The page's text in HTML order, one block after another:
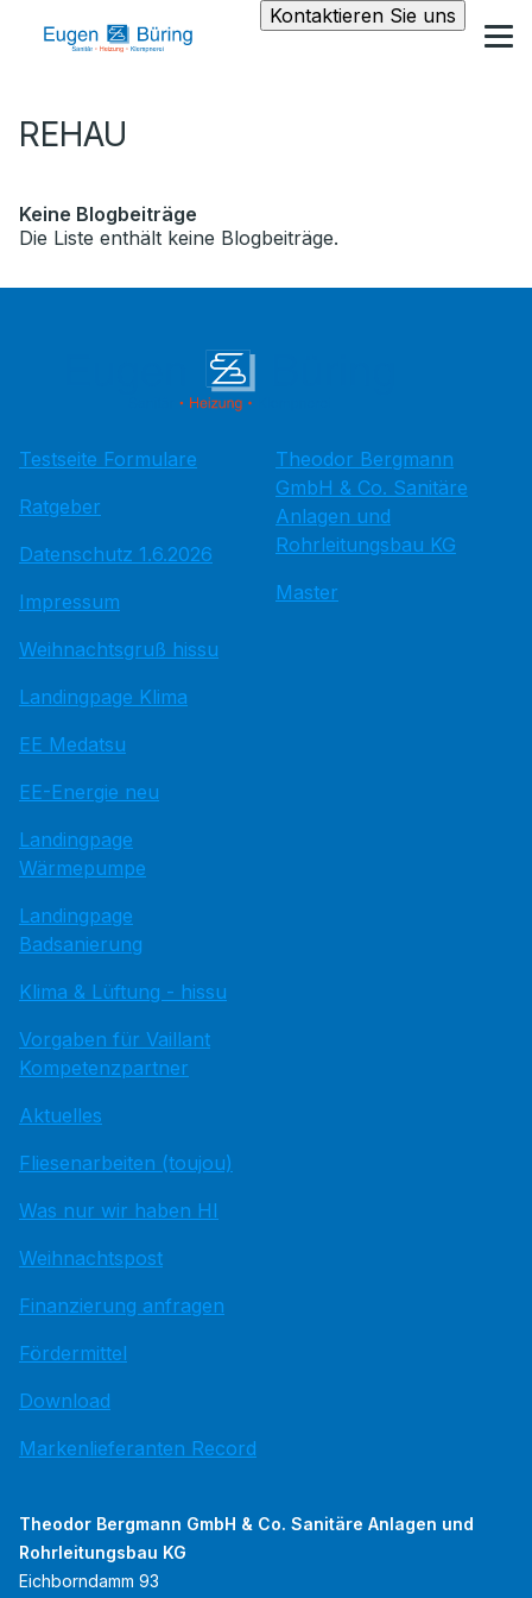
Kontaktieren Sie uns
REHAU
Keine Blogbeiträge
Die Liste enthält keine Blogbeiträge.
Testseite Formulare
Ratgeber
Datenschutz 1.6.2026
Impressum
Weihnachtsgruß hissu
Landingpage Klima
EE Medatsu
EE-Energie neu
Landingpage
Wärmepumpe
Landingpage
Badsanierung
Klima & Lüftung - hissu
Vorgaben für Vaillant
Kompetenzpartner
Aktuelles
Fliesenarbeiten (toujou)
Was nur wir haben HI
Weihnachtspost
Finanzierung anfragen
Fördermittel
Download
Markenlieferanten Record
Theodor Bergmann
GmbH & Co. Sanitäre
Anlagen und
Rohrleitungsbau KG
Master
Theodor Bergmann GmbH & Co. Sanitäre Anlagen und
Rohrleitungsbau KG
Eichborndamm 93